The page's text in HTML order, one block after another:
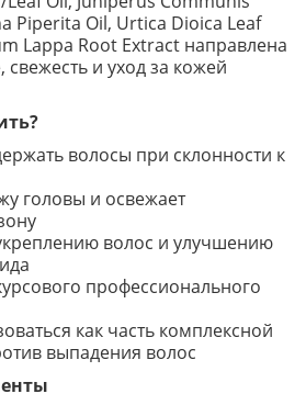
Piperita Oil, Urtica Dioica Leaf
Lappa Root Extract направлена
свежесть и уход за кожей
волосы при склонности к
головы и освежает
волос и улучшению
профессионального
как часть комплексной
выпадения волос